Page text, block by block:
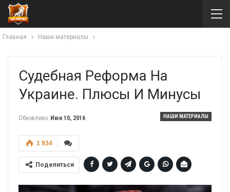
Главная Наши материалы
Судебная Реформа На
Украине. Плюсы И Минусы
НАШИ МАТЕРИАЛЫ
Обновлено Июн 10, 2016
1 934
Поделиться